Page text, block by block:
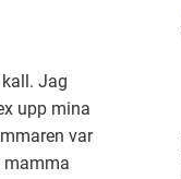
Jag
upp mina
var
mamma